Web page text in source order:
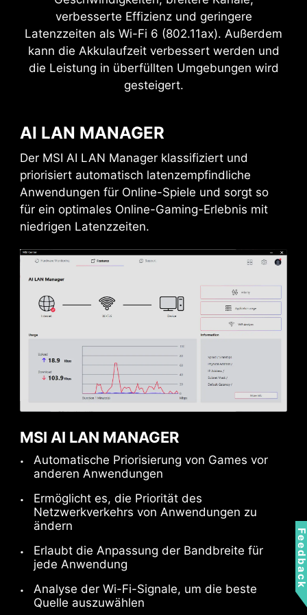
CPU / PWM IC
DDR RAM Slots
USB-Anschlüsse hinten und vorne
ERDUNG DER STROMPHASEN
elektromagnetische Interferenz (EMI), die von
den Leistungsphasen erzeugt wird, und hilft,
die Wärme effizient an die Kupferebene mit
Erdungseigenschaften abzuleiten.
Pumpen Lüfter
Die Frozr AI-Kühlung zielt auf die CPU- und
GPU-Temperaturen ab. Das AI-System erkennt
optimale Leistung sicherzustellen.
Die MSI-Lüfteranschlüsse erkennen
Abstimmung der Lüfterdrehzahlen und eine
geringe Geräuschentwicklung. Die Hysterese
sorgt außerdem dafür, dass deine Lüfter
gleichmäßig hochdrehen, damit dein System
jederzeit leise bleibt.
verbesserte Effizienz und geringere
Latenzzeiten als Wi-Fi 6 (802.11ax). Außerdem
kann die Akkulaufzeit verbessert werden und
die Leistung in überfüllten Umgebungen wird
gesteigert.
AI LAN MANAGER
Der MSI AI LAN Manager klassifiziert und
priorisiert automatisch latenzempfindliche
Anwendungen für Online-Spiele und sorgt so
für ein optimales Online-Gaming-Erlebnis mit
niedrigen Latenzzeiten.
MSI AI LAN MANAGER
Automatische Priorisierung von Games vor
anderen Anwendungen
Ermöglicht es, die Priorität des
Netzwerkverkehrs von Anwendungen zu
ändern
Erlaubt die Anpassung der Bandbreite für
jede Anwendung
Analyse der Wi-Fi-Signale, um die beste
Quelle auszuwählen